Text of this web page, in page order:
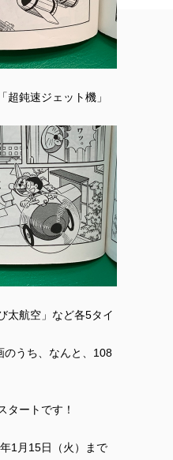
超鈍速ジェット機」
太航空」など各5タイ
のうち、なんと、108
タートです！
1月15日（火）まで